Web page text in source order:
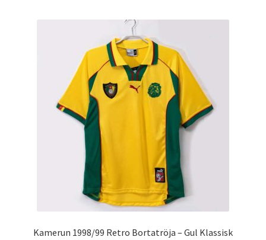
De
olika
alternativen
kan
väljas
på
produktsidan
Kamerun 1998/99 Retro Bortatröja – Gul Klassisk